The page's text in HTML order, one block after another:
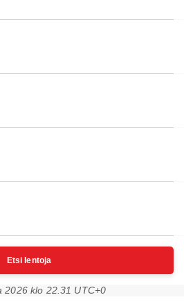
Etsi lentoja
2026 klo 22.31 UTC+0